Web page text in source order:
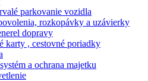
parkovanie vozidla
rozkopávky a uzávierky
dopravy
karty , cestovné poriadky
a ochrana majetku